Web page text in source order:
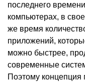
последнего
компьютерах, в
же время
приложений,
можно быстрее,
современные
Поэтому концепция